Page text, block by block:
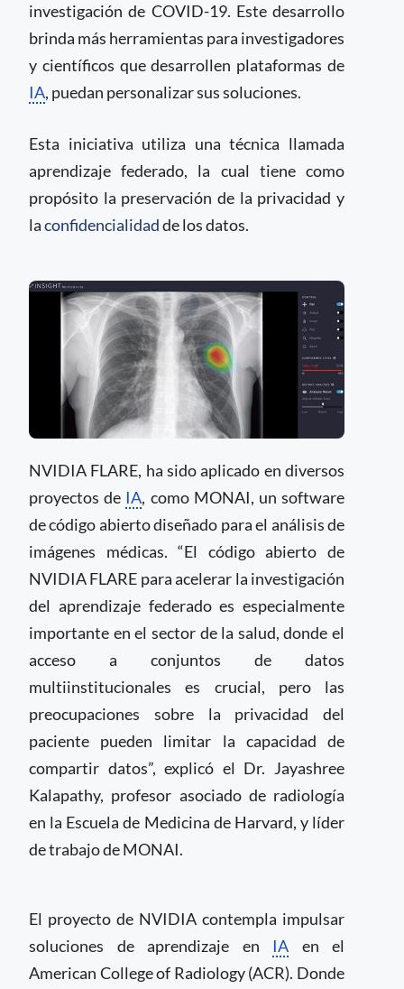
investigación de COVID-19. Este desarrollo
brinda más herramientas para investigadores
y científicos que desarrollen plataformas de
IA, puedan personalizar sus soluciones.
Esta iniciativa utiliza una técnica llamada
aprendizaje federado, la cual tiene como
propósito la preservación de la privacidad y
laconfidencialidadde los datos.
NVIDIA FLARE, ha sido aplicado en diversos
proyectos de IA, como MONAI, un software
de código abierto diseñado para el análisis de
imágenes médicas. “El código abierto de
NVIDIA FLARE para acelerar la investigación
del aprendizaje federado es especialmente
importante en el sector de la salud, donde el
acceso a conjuntos de datos
multiinstitucionales es crucial, pero las
preocupaciones sobre la privacidad del
paciente pueden limitar la capacidad de
compartir datos”, explicó el Dr. Jayashree
Kalapathy, profesor asociado de radiología
en la Escuela de Medicina de Harvard, y líder
de trabajo de MONAI.
El proyecto de NVIDIA contempla impulsar
soluciones de aprendizaje en IA en el
American College of Radiology (ACR). Donde